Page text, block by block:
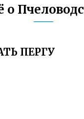
о
ПЕРГУ